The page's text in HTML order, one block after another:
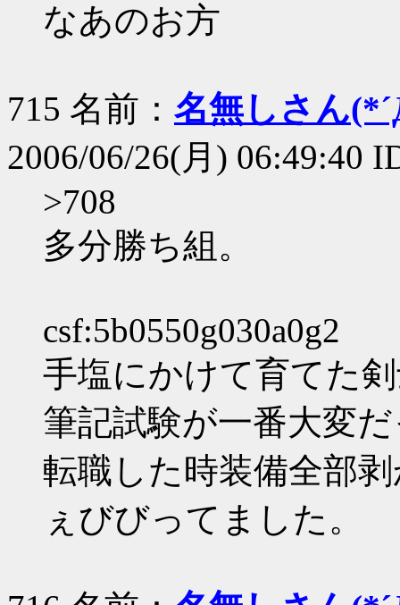
なあのお方
715 名前： 名無しさん
2006/06/26(月) 06:49:40
>708
多分勝ち組。
csf:5b0550g030a0g2
手塩にかけて育てた
筆記試験が一番大変
転職した時装備全部
ぇびびってました。